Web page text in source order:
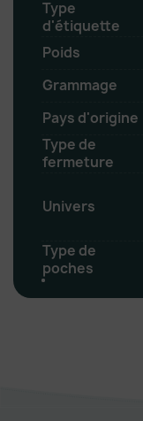
Type
d'étiquette
Poids
Grammage
Pays d'origine
Type de
fermeture
Univers
Type de
poches